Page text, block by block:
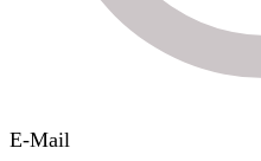
E-Mail